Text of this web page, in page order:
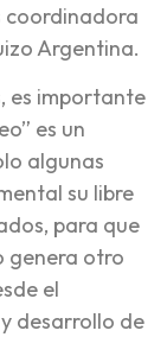
coordinadora
Argentina.
es importante
es un
algunas
su libre
para que
genera otro
el
desarrollo de